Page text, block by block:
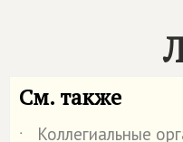
См. также
Коллегиальные